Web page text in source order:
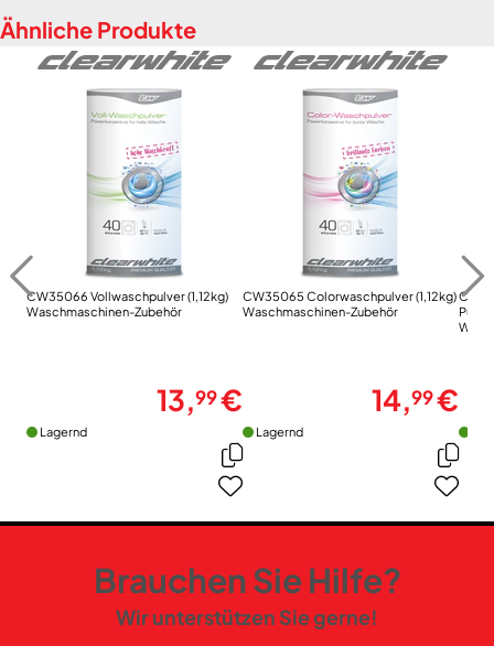
Ähnliche Produkte
CW35066 Vollwaschpulver (1,12kg)
Waschmaschinen-Zubehör
13,99€
Lagernd
CW35065 Colorwaschpulver (1,12kg)
Waschmaschinen-Zubehör
14,99€
Lagernd
Brauchen Sie Hilfe?
Wir unterstützen Sie gerne!